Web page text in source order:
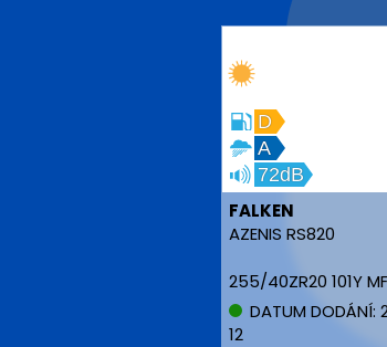
D
A
72dB
FALKEN
AZENIS RS820
DATUM
12